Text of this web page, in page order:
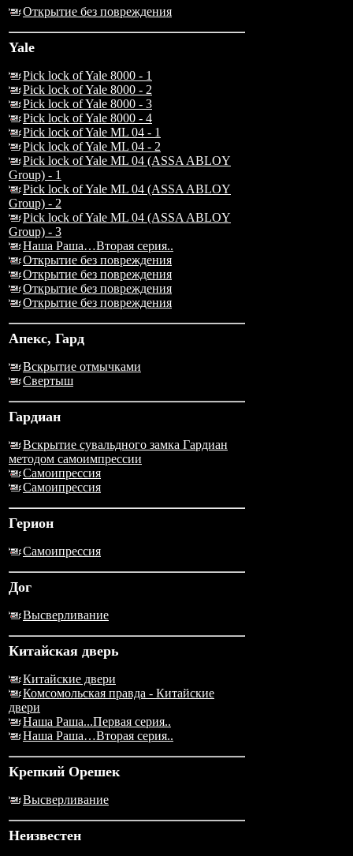
Открытие без повреждения
Yale
Pick lock of Yale 8000 - 1
Pick lock of Yale 8000 - 2
Pick lock of Yale 8000 - 3
Pick lock of Yale 8000 - 4
Pick lock of Yale ML 04 - 1
Pick lock of Yale ML 04 - 2
Pick lock of Yale ML 04 (ASSA ABLOY
Group) - 1
Pick lock of Yale ML 04 (ASSA ABLOY
Group) - 2
Pick lock of Yale ML 04 (ASSA ABLOY
Group) - 3
Наша Раша…Вторая серия..
Открытие без повреждения
Открытие без повреждения
Открытие без повреждения
Открытие без повреждения
Апекс, Гард
Вскрытие отмычками
Свертыш
Гардиан
Вскрытие сувальдного замка Гардиан
методом самоимпрессии
Самоипрессия
Самоипрессия
Герион
Самоипрессия
Дог
Высверливание
Китайская дверь
Китайские двери
Комсомольская правда - Китайские
двери
Наша Раша...Первая серия..
Наша Раша…Вторая серия..
Крепкий Орешек
Высверливание
Неизвестен